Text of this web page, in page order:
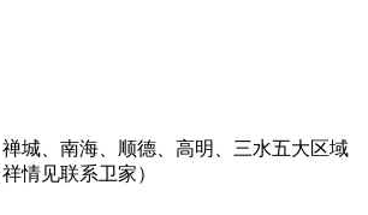
城、南海、顺德、高明、三水五大区域
情见联系卫家）